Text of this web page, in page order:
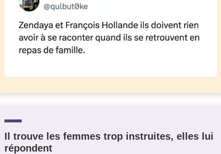
Il trouve les femmes trop instruites, elles lui
répondent